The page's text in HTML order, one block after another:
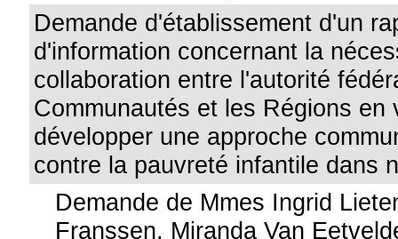
Demande d'établissement d'un
d'information concernant la
collaboration entre l'autorité
Communautés et les Régions en
développer une approche
contre la pauvreté infantile dans
Demande de Mmes Ingrid
Franssen, Miranda Van